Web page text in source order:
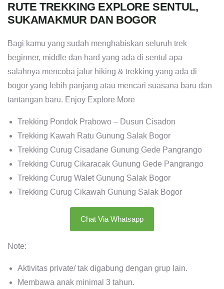
RUTE TREKKING EXPLORE SENTUL,
SUKAMAKMUR DAN BOGOR
Bagi kamu yang sudah menghabiskan seluruh trek
beginner, middle dan hard yang ada di sentul apa
salahnya mencoba jalur hiking & trekking yang ada di
bogor yang lebih panjang atau mencari suasana baru dan
tantangan baru. Enjoy Explore More
Trekking Pondok Prabowo – Dusun Cisadon
Trekking Kawah Ratu Gunung Salak Bogor
Trekking Curug Cisadane Gunung Gede Pangrango
Trekking Curug Cikaracak Gunung Gede Pangrango
Trekking Curug Walet Gunung Salak Bogor
Trekking Curug Cikawah Gunung Salak Bogor
Chat Via Whatsapp
Note:
Aktivitas private/ tak digabung dengan grup lain.
Membawa anak minimal 3 tahun.